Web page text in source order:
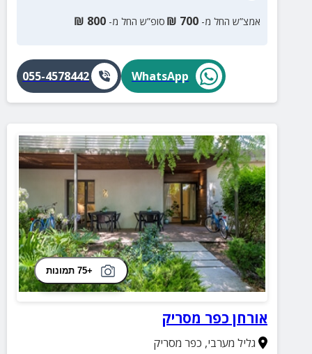
אמצ”ש החל מ- 700
₪ סופ”ש החל מ- 800
₪
WhatsApp
055-4578442
+75 תמונות
אורחן כפר מסריק
גליל מערבי, כפר מסריק